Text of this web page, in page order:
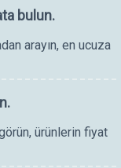
bulun.
arayın, en ucuza
ürünlerin fiyat